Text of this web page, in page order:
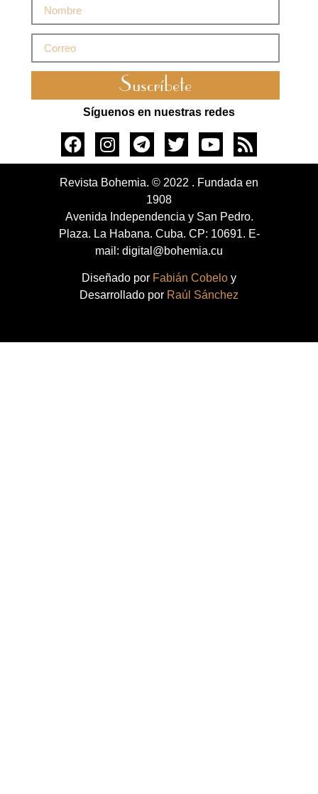
Suscríbete
Síguenos en nuestras redes
Revista Bohemia. © 2022 . Fundada en
1908
Avenida Independencia y San Pedro.
Plaza. La Habana. Cuba. CP: 10691. E-
mail: digital@bohemia.cu
Diseñado por Fabián Cobelo y
Desarrollado por Raúl Sánchez